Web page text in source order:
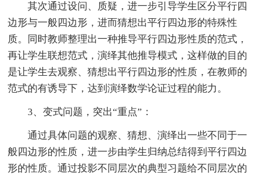
其次通过设问、质疑，进一步引导学生区分平行四
边形与一般四边形，进而猜想出平行四边形的特殊性
质。同时教师整理出一种推导平行四边形性质的范式，
再让学生联想范式，演绎其他推导模式，这样做的目的
是让学生去观察、猜想出平行四边形的性质，在教师的
范式的有诱导下，达到演绎数学论证过程的能力。
3、变式问题，突出“重点”：
通过具体问题的观察、猜想、演绎出一些不同于一
般四边形的性质，进一步由学生归纳总结得到平行四边
形的性质。通过投影不同层次的典型习题给不同层次的